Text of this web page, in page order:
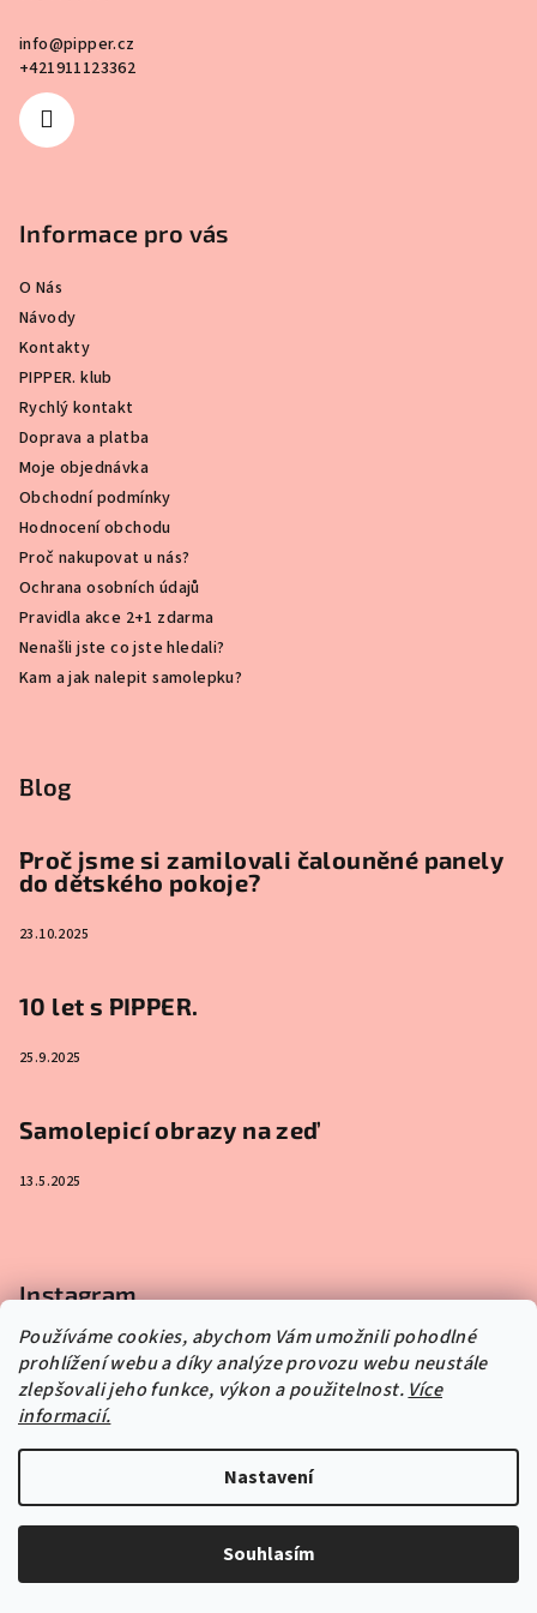
Používáme cookies, abychom Vám umožnili pohodlné
prohlížení webu a díky analýze provozu webu neustále
zlepšovali jeho funkce, výkon a použitelnost. Více
informacií.
Nastavení
Souhlasím
info@pipper.cz
+421911123362
Informace pro vás
O Nás
Návody
Kontakty
PIPPER. klub
Rychlý kontakt
Doprava a platba
Moje objednávka
Obchodní podmínky
Hodnocení obchodu
Proč nakupovat u nás?
Ochrana osobních údajů
Pravidla akce 2+1 zdarma
Nenašli jste co jste hledali?
Kam a jak nalepit samolepku?
Blog
Proč jsme si zamilovali čalouněné panely
do dětského pokoje?
23.10.2025
10 let s PIPPER.
25.9.2025
Samolepicí obrazy na zeď
13.5.2025
Instagram